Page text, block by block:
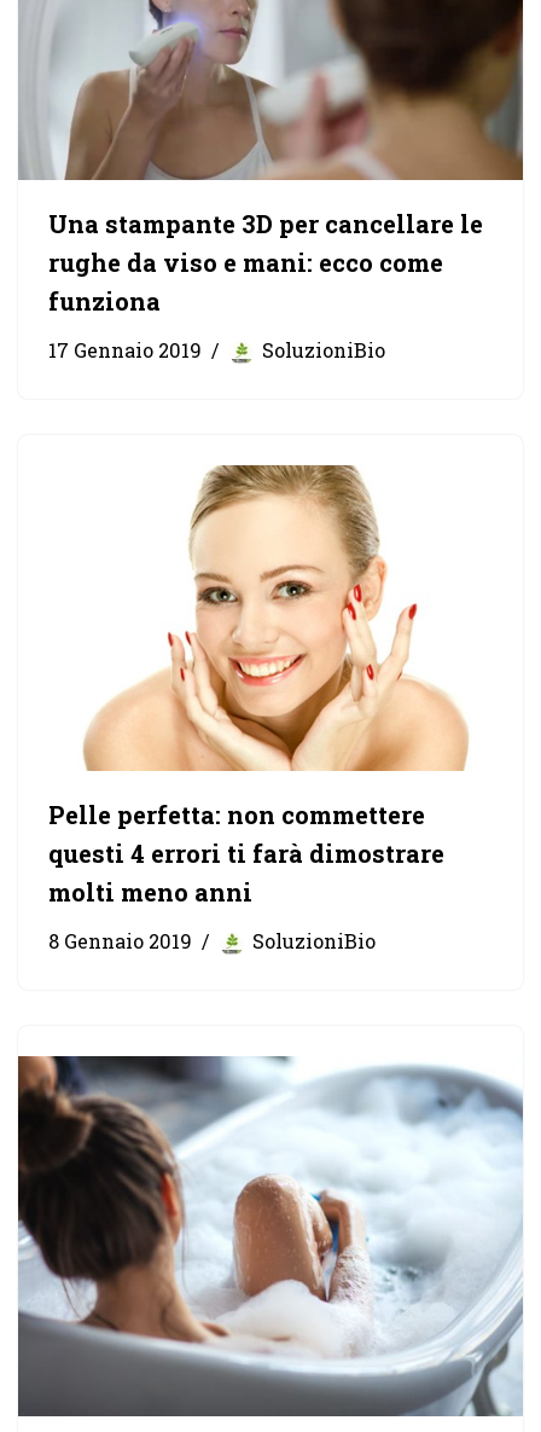
Una stampante 3D per cancellare le
rughe da viso e mani: ecco come
funziona
17 Gennaio 2019 SoluzioniBio
Pelle perfetta: non commettere
questi 4 errori ti farà dimostrare
molti meno anni
8 Gennaio 2019 SoluzioniBio